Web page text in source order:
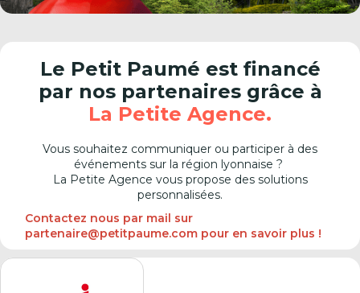
Le Petit Paumé est financé
par nos partenaires grâce à
La Petite Agence.
Vous souhaitez communiquer ou participer à des
événements sur la région lyonnaise ?
La Petite Agence vous propose des solutions
personnalisées.
Contactez nous par mail sur
partenaire@petitpaume.com pour en savoir plus !